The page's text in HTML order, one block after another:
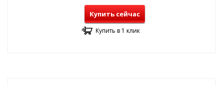
Купить сейчас
Купить в 1 клик